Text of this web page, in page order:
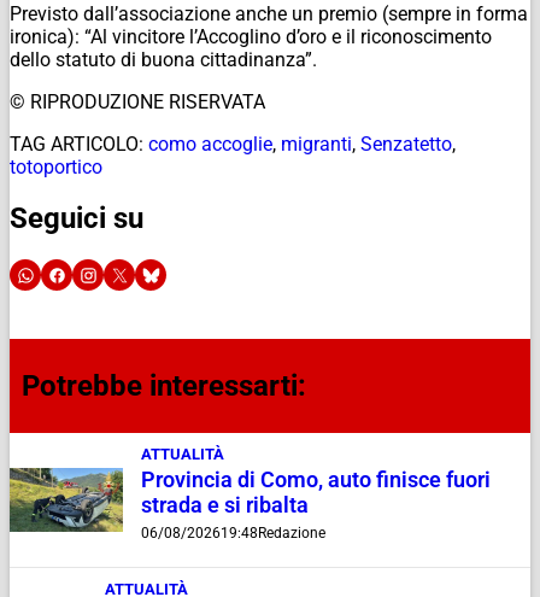
Previsto dall’associazione anche un premio (sempre in forma
ironica): “Al vincitore l’Accoglino d’oro e il riconoscimento
dello statuto di buona cittadinanza”.
© RIPRODUZIONE RISERVATA
TAG ARTICOLO: como accoglie, migranti, Senzatetto,
totoportico
Seguici su
Potrebbe interessarti:
ATTUALITÀ
Provincia di Como, auto finisce fuori
strada e si ribalta
06/08/202619:48 Redazione
ATTUALITÀ